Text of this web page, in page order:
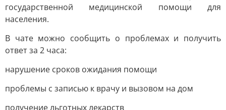
государственной медицинской помощи для
населения.
В чате можно сообщить о проблемах и получить
ответ за 2 часа:
нарушение сроков ожидания помощи
проблемы с записью к врачу и вызовом на дом
получение льготных лекарств